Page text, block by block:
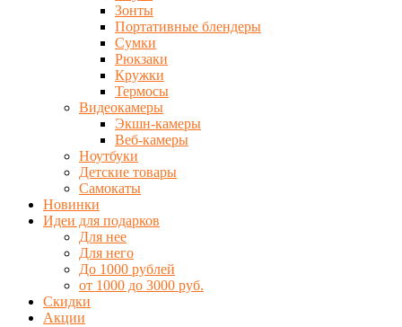
Зонты
Портативные блендеры
Сумки
Рюкзаки
Кружки
Термосы
Видеокамеры
Экшн-камеры
Веб-камеры
Ноутбуки
Детские товары
Самокаты
Новинки
Идеи для подарков
Для нее
Для него
До 1000 рублей
от 1000 до 3000 руб.
Скидки
Акции